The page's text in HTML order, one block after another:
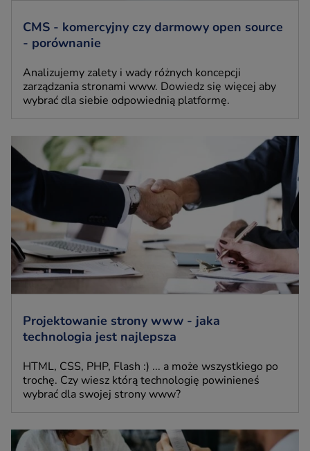
CMS - komercyjny czy darmowy open source
- porównanie
Analizujemy zalety i wady różnych koncepcji
zarządzania stronami www. Dowiedz się więcej aby
wybrać dla siebie odpowiednią platformę.
Projektowanie strony www - jaka
technologia jest najlepsza
HTML, CSS, PHP, Flash :) ... a może wszystkiego po
trochę. Czy wiesz którą technologię powinieneś
wybrać dla swojej strony www?